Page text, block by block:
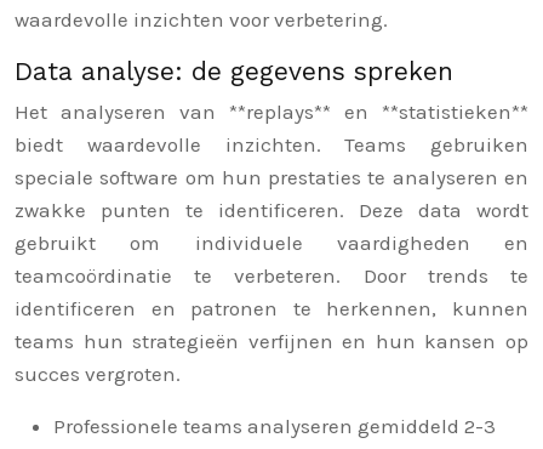
waardevolle inzichten voor verbetering.
Data analyse: de gegevens spreken
Het analyseren van **replays** en **statistieken**
biedt waardevolle inzichten. Teams gebruiken
speciale software om hun prestaties te analyseren en
zwakke punten te identificeren. Deze data wordt
gebruikt om individuele vaardigheden en
teamcoördinatie te verbeteren. Door trends te
identificeren en patronen te herkennen, kunnen
teams hun strategieën verfijnen en hun kansen op
succes vergroten.
Professionele teams analyseren gemiddeld 2-3